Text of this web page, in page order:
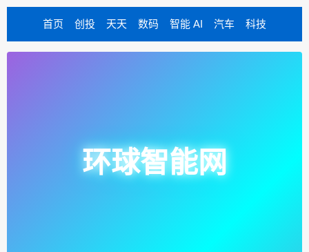
首页 创投 天天 数码 智能 AI 汽车 科技
环球智能网